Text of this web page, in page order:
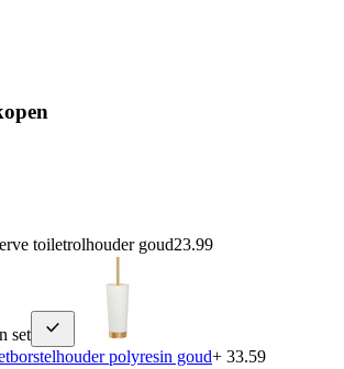
toiletrolhouder goud23.99
set
polyresin goud+ 33.59